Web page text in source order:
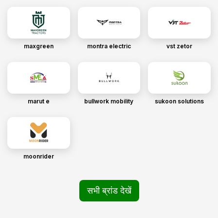
maxgreen montra electric vst zetor
marut e bullwork mobility sukoon solutions
moonrider
सभी ब्रांड देखें